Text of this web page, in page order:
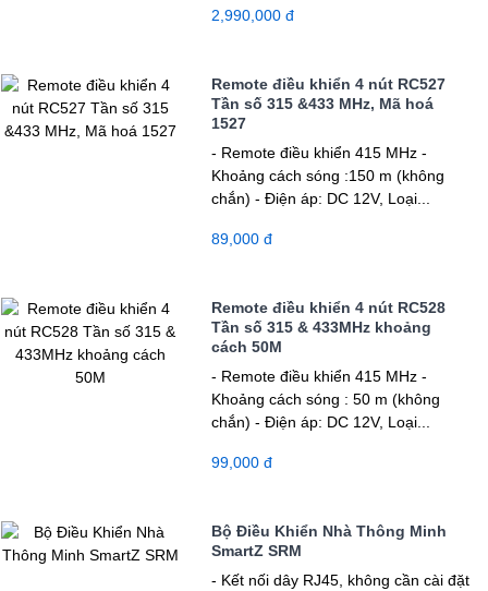
2,990,000 đ
Remote điều khiển 4 nút RC527
Tần số 315 &433 MHz, Mã hoá
1527
- Remote điều khiển 415 MHz -
Khoảng cách sóng :150 m (không
chắn) - Điện áp: DC 12V, Loại...
89,000 đ
Remote điều khiển 4 nút RC528
Tần số 315 & 433MHz khoảng
cách 50M
- Remote điều khiển 415 MHz -
Khoảng cách sóng : 50 m (không
chắn) - Điện áp: DC 12V, Loại...
99,000 đ
Bộ Điều Khiển Nhà Thông Minh
SmartZ SRM
- Kết nối dây RJ45, không cần cài đặt